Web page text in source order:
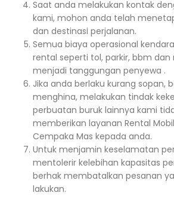
Saat anda melakukan kontak
kami, mohon anda telah
dan destinasi perjalanan.
Semua biaya operasional
rental seperti tol, parkir, bbm dan
menjadi tanggungan penyewa .
Jika anda berlaku kurang sopan,
menghina, melakukan tindak
perbuatan buruk lainnya kami
memberikan layanan Rental
Cempaka Mas kepada anda.
Untuk menjamin keselamatan
mentolerir kelebihan kapasitas
berhak membatalkan pesanan
lakukan.